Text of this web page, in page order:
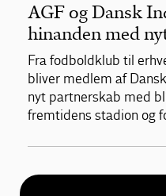
AGF og Dansk
hinanden med
Fra fodboldklub til
bliver medlem af
nyt partnerskab med
fremtidens stadion og